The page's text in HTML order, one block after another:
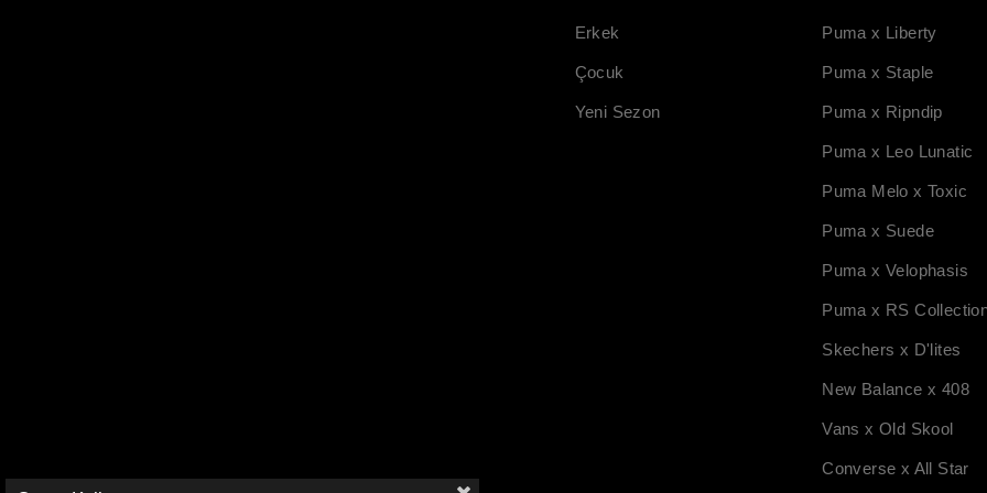
Erkek
Çocuk
Yeni Sezon
Puma x Liberty
Puma x Staple
Puma x Ripndip
Puma x Leo Lunatic
Puma Melo x Toxic
Puma x Suede
Puma x Velophasis
Puma x RS
Skechers x D'lites
New Balance x 408
Vans x Old Skool
Converse x All Star